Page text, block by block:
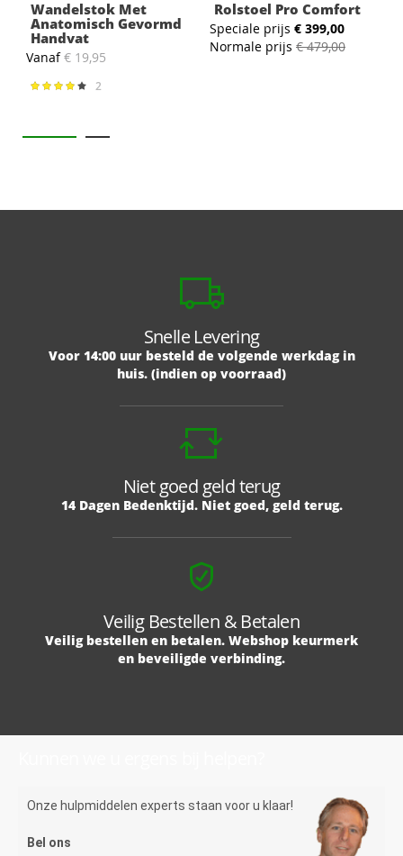
Wandelstok Met
Anatomisch Gevormd
Handvat
Vanaf € 19,95
Waardering:
2
Rolstoel Pro Comfort
Speciale prijs € 399,00
Normale prijs € 479,00
Snelle Levering
Voor 14:00 uur besteld de volgende werkdag in
huis. (indien op voorraad)
Niet goed geld terug
14 Dagen Bedenktijd. Niet goed, geld terug.
Veilig Bestellen & Betalen
Veilig bestellen en betalen. Webshop keurmerk
en beveiligde verbinding.
Onze hulpmiddelen experts staan voor u klaar!
Bel ons